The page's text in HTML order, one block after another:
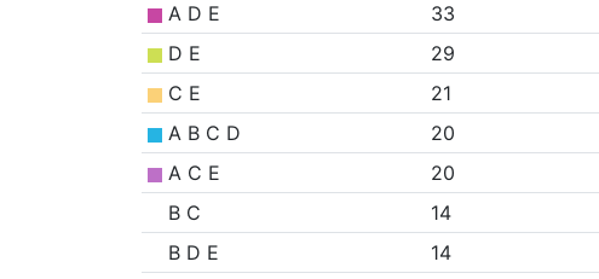
A D E
33
D E
29
C E
21
A B C D
20
A C E
20
B C
14
B D E
14